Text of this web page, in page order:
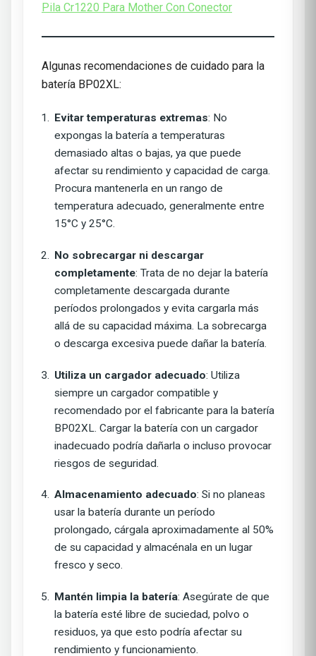
Pila Cr1220 Para Mother Con Conector
Algunas recomendaciones de cuidado para la
batería BP02XL:
Evitar temperaturas extremas: No
expongas la batería a temperaturas
demasiado altas o bajas, ya que puede
afectar su rendimiento y capacidad de carga.
Procura mantenerla en un rango de
temperatura adecuado, generalmente entre
15°C y 25°C.
No sobrecargar ni descargar
completamente: Trata de no dejar la batería
completamente descargada durante
períodos prolongados y evita cargarla más
allá de su capacidad máxima. La sobrecarga
o descarga excesiva puede dañar la batería.
Utiliza un cargador adecuado: Utiliza
siempre un cargador compatible y
recomendado por el fabricante para la batería
BP02XL. Cargar la batería con un cargador
inadecuado podría dañarla o incluso provocar
riesgos de seguridad.
Almacenamiento adecuado: Si no planeas
usar la batería durante un período
prolongado, cárgala aproximadamente al 50%
de su capacidad y almacénala en un lugar
fresco y seco.
Mantén limpia la batería: Asegúrate de que
la batería esté libre de suciedad, polvo o
residuos, ya que esto podría afectar su
rendimiento y funcionamiento.